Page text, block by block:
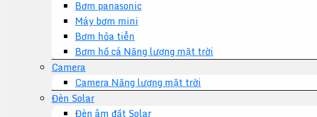
Bơm panasonic
Máy bơm mini
Bơm hỏa tiễn
Bơm hồ cá Năng lượng mặt trời
Camera
Camera Năng lượng mặt trời
Đèn Solar
Đèn âm đất Solar